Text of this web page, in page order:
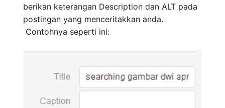
berikan keterangan Description dan ALT pada
postingan yang menceritakkan anda.
Contohnya seperti ini: